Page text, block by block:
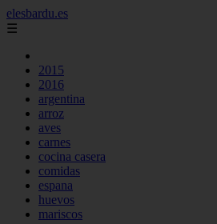
elesbardu.es
☰
2015
2016
argentina
arroz
aves
carnes
cocina casera
comidas
espana
huevos
mariscos